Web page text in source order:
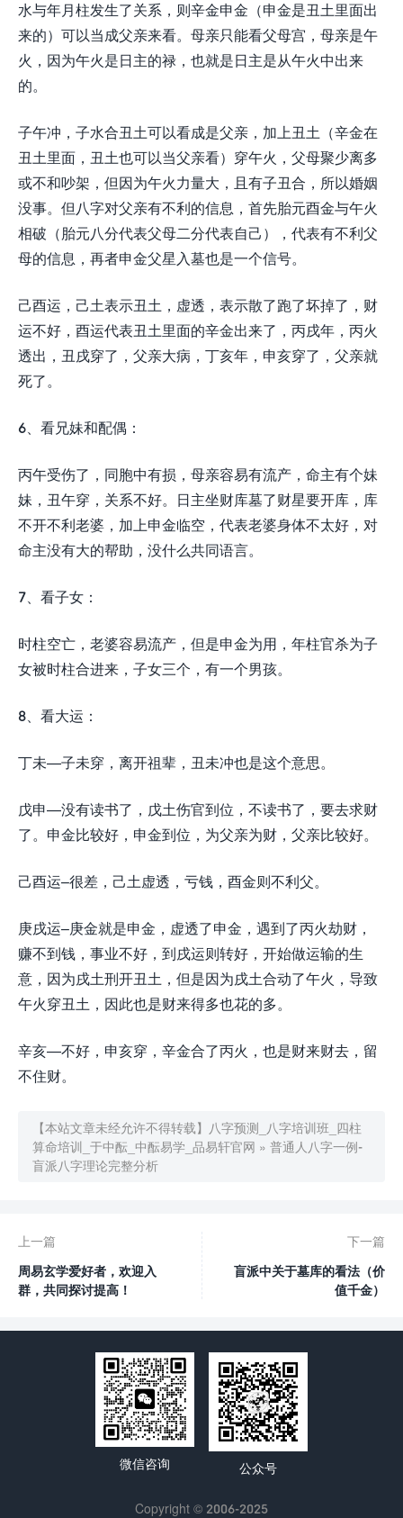
水与年月柱发生了关系，则辛金申金（申金是丑土里面出
来的）可以当成父亲来看。母亲只能看父母宫，母亲是午
火，因为午火是日主的禄，也就是日主是从午火中出来
的。
子午冲，子水合丑土可以看成是父亲，加上丑土（辛金在
丑土里面，丑土也可以当父亲看）穿午火，父母聚少离多
或不和吵架，但因为午火力量大，且有子丑合，所以婚姻
没事。但八字对父亲有不利的信息，首先胎元酉金与午火
相破（胎元八分代表父母二分代表自己），代表有不利父
母的信息，再者申金父星入墓也是一个信号。
己酉运，己土表示丑土，虚透，表示散了跑了坏掉了，财
运不好，酉运代表丑土里面的辛金出来了，丙戌年，丙火
透出，丑戌穿了，父亲大病，丁亥年，申亥穿了，父亲就
死了。
6、看兄妹和配偶：
丙午受伤了，同胞中有损，母亲容易有流产，命主有个妹
妹，丑午穿，关系不好。日主坐财库墓了财星要开库，库
不开不利老婆，加上申金临空，代表老婆身体不太好，对
命主没有大的帮助，没什么共同语言。
7、看子女：
时柱空亡，老婆容易流产，但是申金为用，年柱官杀为子
女被时柱合进来，子女三个，有一个男孩。
8、看大运：
丁未—子未穿，离开祖辈，丑未冲也是这个意思。
戊申—没有读书了，戊土伤官到位，不读书了，要去求财
了。申金比较好，申金到位，为父亲为财，父亲比较好。
己酉运–很差，己土虚透，亏钱，酉金则不利父。
庚戌运–庚金就是申金，虚透了申金，遇到了丙火劫财，
赚不到钱，事业不好，到戌运则转好，开始做运输的生
意，因为戌土刑开丑土，但是因为戌土合动了午火，导致
午火穿丑土，因此也是财来得多也花的多。
辛亥—不好，申亥穿，辛金合了丙火，也是财来财去，留
不住财。
【本站文章未经允许不得转载】
八字预测_八字培训班_四柱
算命培训_于中酝_中酝易学_品易轩官网 » 普通人八字一例-
盲派八字理论完整分析
上一篇
周易玄学爱好者，欢迎入
群，共同探讨提高！
下一篇
盲派中关于墓库的看法（价
值千金）
微信咨询 公众号
Copyright © 2006-2025